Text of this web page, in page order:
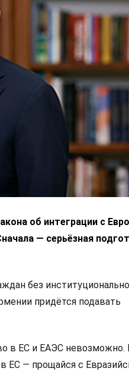
об интеграции с
— серьёзная
без
придётся подавать
в ЕС и ЕАЭС невозможно.
ЕС — прощайся с